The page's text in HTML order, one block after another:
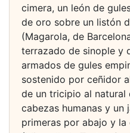
cimera, un león de
de oro sobre un listón
(Magarola, de
terrazado de sinople y
armados de gules
sostenido por ceñidor
de un tricipio al natural
cabezas humanas y un
primeras por abajo y